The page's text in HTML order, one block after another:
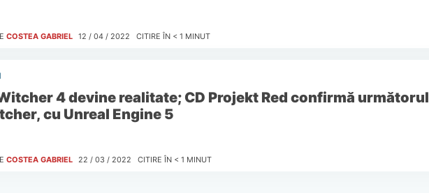
COSTEA GABRIEL 12 / 04 / 2022 CITIRE ÎN < 1 MINUT
4 devine realitate; CD Projekt Red confirmă următorul
cu Unreal Engine 5
COSTEA GABRIEL 22 / 03 / 2022 CITIRE ÎN < 1 MINUT